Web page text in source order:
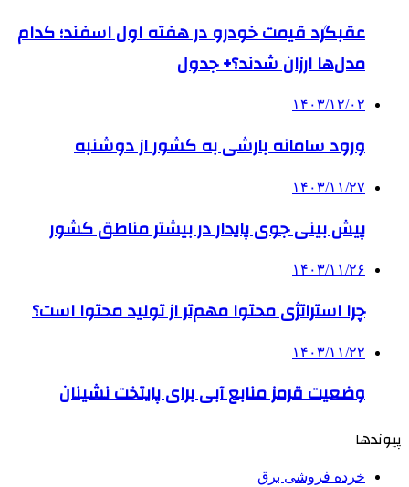
عقبگرد قیمت خودرو در هفته اول اسفند؛ کدام
مدل‌ها ارزان شدند؟+ جدول
۱۴۰۳/۱۲/۰۲
ورود سامانه بارشی به کشور از دوشنبه
۱۴۰۳/۱۱/۲۷
­پیش بینی جوی پایدار در بیشتر مناطق کشور
۱۴۰۳/۱۱/۲۶
چرا استراتژی محتوا مهم‌تر از تولید محتوا است؟
۱۴۰۳/۱۱/۲۲
وضعیت قرمز منابع آبی برای پایتخت نشینان
پیوندها
خرده فروشی برق